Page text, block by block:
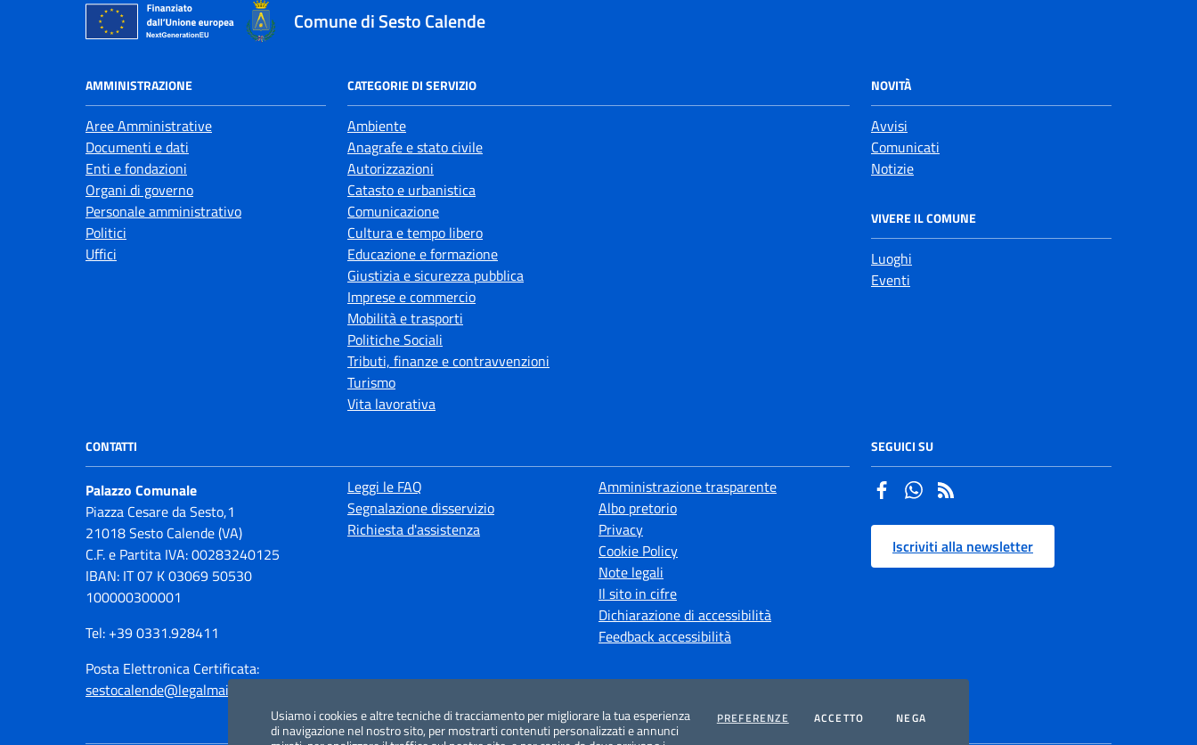
Usiamo i cookies e altre tecniche di tracciamento per migliorare la tua esperienza
di navigazione nel nostro sito, per mostrarti contenuti personalizzati e annunci
PREFERENZE COOKIES
ACCETTO I COOKIES
NEGAI COOKIES
Comune di Sesto Calende
AMMINISTRAZIONE
Aree Amministrative
Documenti e dati
Enti e fondazioni
Organi di governo
Personale amministrativo
Politici
Uffici
CATEGORIE DI SERVIZIO
Ambiente
Anagrafe e stato civile
Autorizzazioni
Catasto e urbanistica
Comunicazione
Cultura e tempo libero
Educazione e formazione
Giustizia e sicurezza pubblica
Imprese e commercio
Mobilità e trasporti
Politiche Sociali
Tributi, finanze e contravvenzioni
Turismo
Vita lavorativa
NOVITÀ
Avvisi
Comunicati
Notizie
VIVERE IL COMUNE
Luoghi
Eventi
CONTATTI
Palazzo Comunale
Piazza Cesare da Sesto,1
21018 Sesto Calende (VA)
C.F. e Partita IVA: 00283240125
IBAN: IT 07 K 03069 50530
100000300001
Tel: +39 0331.928411
Posta Elettronica Certificata:
sestocalende@legalmail.it
Leggi le FAQ
Segnalazione disservizio
Richiesta d'assistenza
Amministrazione trasparente
Albo pretorio
Privacy
Cookie Policy
Note legali
Il sito in cifre
Dichiarazione di accessibilità
Feedback accessibilità
SEGUICI SU
FacebookWhatsapp
Iscriviti alla newsletter